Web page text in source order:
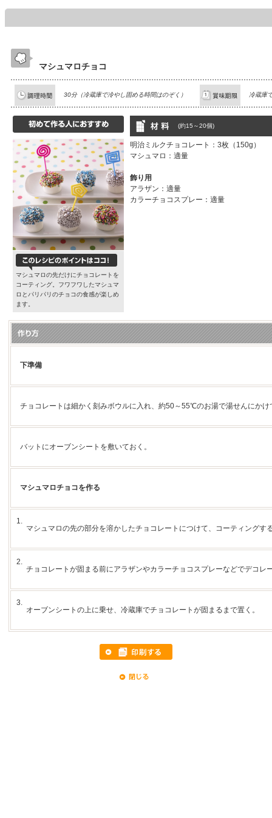
マシュマロチョコ
30分（冷蔵庫で冷やし固める時間はのぞく） 冷蔵庫
マシュマロの先だけにチョコレートを
コーティング。フワフワしたマシュマ
ロとパリパリのチョコの食感が楽しめ
ます。
(約15～20個)
明治ミルクチョコレート：3枚（150g）
マシュマロ：適量
飾り用
アラザン：適量
カラーチョコスプレー：適量
下準備
チョコレートは細かく刻みボウルに入れ、約50～55℃のお湯で湯せんにかけ
バットにオーブンシートを敷いておく。
マシュマロチョコを作る
1.
マシュマロの先の部分を溶かしたチョコレートにつけて、コーティングす
2.
チョコレートが固まる前にアラザンやカラーチョコスプレーなどでデコレ
3.
オーブンシートの上に乗せ、冷蔵庫でチョコレートが固まるまで置く。